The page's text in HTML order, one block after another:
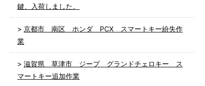
鍵、入荷しました。
京都市 南区 ホンダ PCX スマートキー紛失作
業
滋賀県 草津市 ジープ グランドチェロキー ス
マートキー追加作業